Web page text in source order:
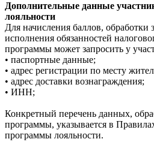
Дополнительные данные
лояльности
Для начисления баллов, обработки
исполнения обязанностей
программы может запросить у
• паспортные данные;
• адрес регистрации по месту
• адрес доставки вознаграждения;
• ИНН;
Конкретный перечень данных,
программы, указывается в
программы лояльности.